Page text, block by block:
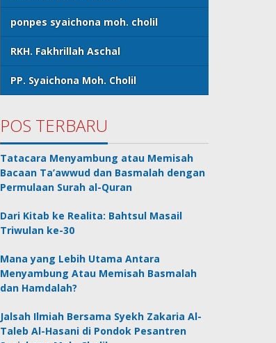
ponpes syaichona moh. cholil
RKH. Fakhrillah Aschal
PP. Syaichona Moh. Cholil
POS TERBARU
Tatacara Menyambung atau Memisah
Bacaan Ta’awwud dan Basmalah dengan
Permulaan Surah al-Quran
Dari Kitab ke Realita: Bahtsul Masail
Triwulan ke-30
Mana yang Lebih Utama Antara
Menyambung Atau Memisah Basmalah
dan Hamdalah?
Jalsah Ilmiah Bersama Syekh Zakaria Al-
Taleb Al-Hasani di Pondok Pesantren